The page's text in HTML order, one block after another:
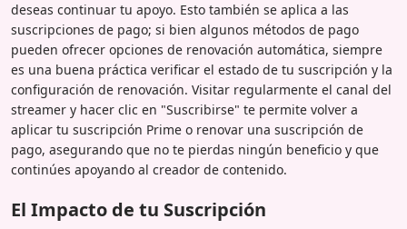
deseas continuar tu apoyo. Esto también se aplica a las
suscripciones de pago; si bien algunos métodos de pago
pueden ofrecer opciones de renovación automática, siempre
es una buena práctica verificar el estado de tu suscripción y la
configuración de renovación. Visitar regularmente el canal del
streamer y hacer clic en "Suscribirse" te permite volver a
aplicar tu suscripción Prime o renovar una suscripción de
pago, asegurando que no te pierdas ningún beneficio y que
continúes apoyando al creador de contenido.
El Impacto de tu Suscripción